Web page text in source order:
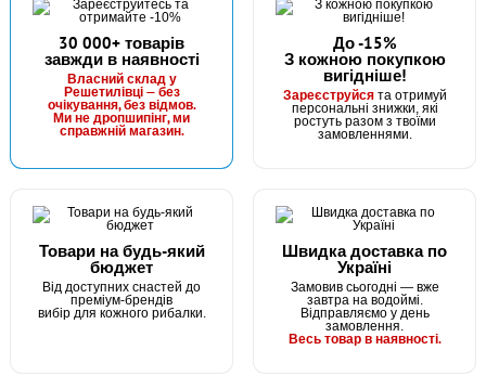
30 000+ товарів
завжди в наявності
Власний склад у
Решетилівці — без
очікування, без відмов.
Ми не дропшипінг, ми
справжній магазин.
До -15%
З кожною покупкою
вигідніше!
Зареєструйсята отримуй
персональні знижки, які
ростуть разом з твоїми
замовленнями.
Товари на будь-який
бюджет
Від доступних снастей до
преміум-брендів
вибір для кожного рибалки.
Швидка доставка по
Україні
Замовив сьогодні — вже
завтра на водоймі.
Відправляємо у день
замовлення.
Весь товар в наявності.